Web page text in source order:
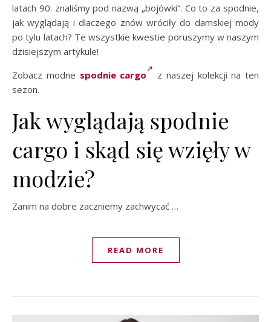
latach 90. znaliśmy pod nazwą „bojówki”. Co to za spodnie,
jak wyglądają i dlaczego znów wróciły do damskiej mody
po tylu latach? Te wszystkie kwestie poruszymy w naszym
dzisiejszym artykule!
Zobacz modne spodnie cargo
z naszej kolekcji na ten
sezon.
Jak wyglądają spodnie
cargo i skąd się wzięły w
modzie?
Zanim na dobre zaczniemy zachwycać …
READ MORE